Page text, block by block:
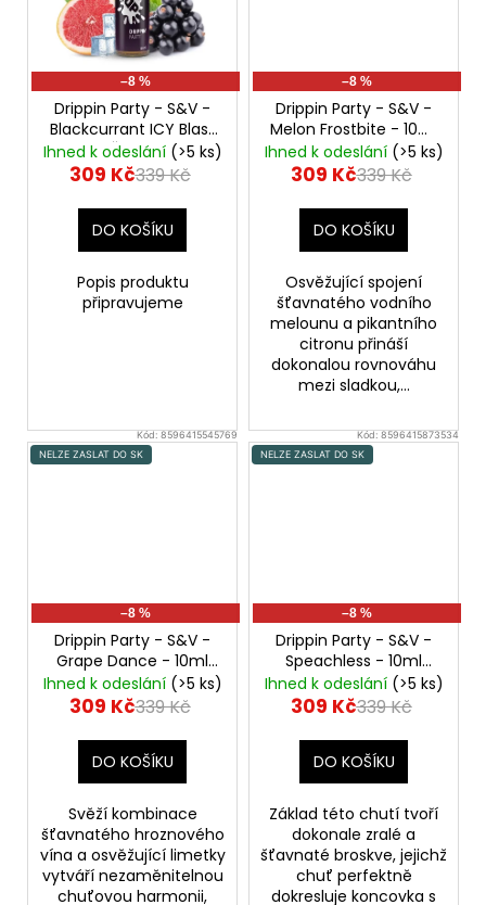
–8 %
Drippin Party - S&V -
Blackcurrant ICY Blast
- 10mlČerný rybíz a
grapefruit
Ihned k odeslání (>5 ks)
309 Kč339 Kč
DO KOŠÍKU
Popis produktu
připravujeme
–8 %
Drippin Party - S&V -
Melon Frostbite - 10ml
Chladivý vodní
meloun a citron
Ihned k odeslání (>5 ks)
309 Kč339 Kč
DO KOŠÍKU
Osvěžující spojení
šťavnatého vodního
melounu a pikantního
citronu přináší
dokonalou rovnováhu
mezi sladkou,...
Kód:8596415545769
NELZE ZASLAT DO SK
–8 %
Drippin Party - S&V -
Grape Dance - 10ml
Hroznové víno a
limetka
Ihned k odeslání (>5 ks)
309 Kč339 Kč
DO KOŠÍKU
Svěží kombinace
šťavnatého hroznového
vína a osvěžující limetky
vytváří nezaměnitelnou
chuťovou harmonii,
Kód:8596415873534
NELZE ZASLAT DO SK
–8 %
Drippin Party - S&V -
Speachless - 10ml
Broskvová limonáda
Ihned k odeslání (>5 ks)
309 Kč339 Kč
DO KOŠÍKU
Základ této chutí tvoří
dokonale zralé a
šťavnaté broskve, jejichž
chuť perfektně
dokresluje koncovka s